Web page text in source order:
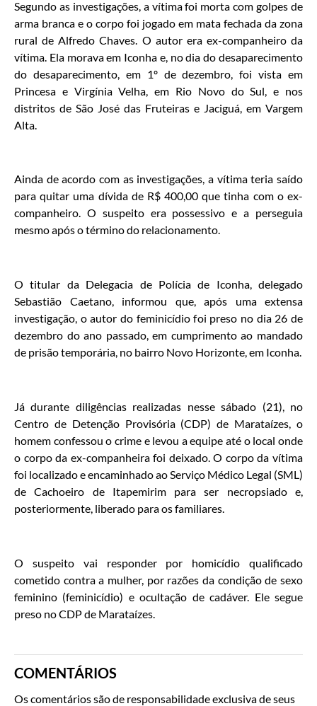
Segundo as investigações, a vítima foi morta com golpes de
arma branca e o corpo foi jogado em mata fechada da zona
rural de Alfredo Chaves. O autor era ex-companheiro da
vítima. Ela morava em Iconha e, no dia do desaparecimento
do desaparecimento, em 1º de dezembro, foi vista em
Princesa e Virgínia Velha, em Rio Novo do Sul, e nos
distritos de São José das Fruteiras e Jaciguá, em Vargem
Alta.
Ainda de acordo com as investigações, a vítima teria saído
para quitar uma dívida de R$ 400,00 que tinha com o ex-
companheiro. O suspeito era possessivo e a perseguia
mesmo após o término do relacionamento.
O titular da Delegacia de Polícia de Iconha, delegado
Sebastião Caetano, informou que, após uma extensa
investigação, o autor do feminicídio foi preso no dia 26 de
dezembro do ano passado, em cumprimento ao mandado
de prisão temporária, no bairro Novo Horizonte, em Iconha.
Já durante diligências realizadas nesse sábado (21), no
Centro de Detenção Provisória (CDP) de Marataízes, o
homem confessou o crime e levou a equipe até o local onde
o corpo da ex-companheira foi deixado. O corpo da vítima
foi localizado e encaminhado ao Serviço Médico Legal (SML)
de Cachoeiro de Itapemirim para ser necropsiado e,
posteriormente, liberado para os familiares.
O suspeito vai responder por homicídio qualificado
cometido contra a mulher, por razões da condição de sexo
feminino (feminicídio) e ocultação de cadáver. Ele segue
preso no CDP de Marataízes.
COMENTÁRIOS
Os comentários são de responsabilidade exclusiva de seus